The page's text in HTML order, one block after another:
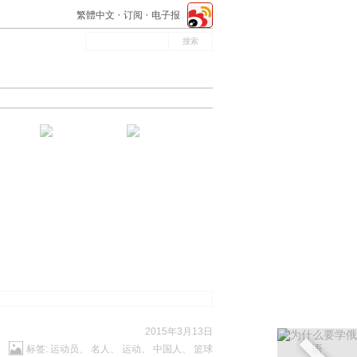
繁體中文 订阅 电子报
2015年3月13日
标签: 运动员 、 名人 、 运动 、 中国人 、 篮球